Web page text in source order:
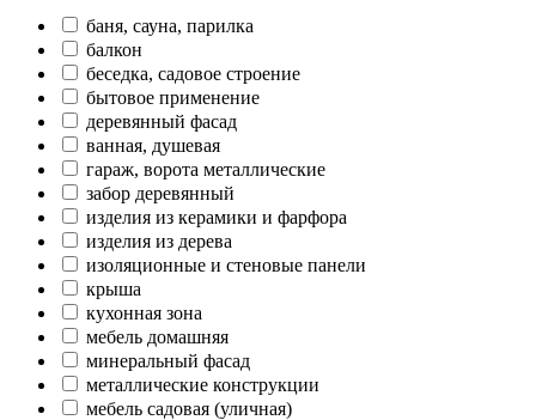
баня, сауна, парилка
балкон
беседка, садовое строение
бытовое применение
деревянный фасад
ванная, душевая
гараж, ворота металлические
забор деревянный
изделия из керамики и фарфора
изделия из дерева
изоляционные и стеновые панели
крыша
кухонная зона
мебель домашняя
минеральный фасад
металлические конструкции
мебель садовая (уличная)